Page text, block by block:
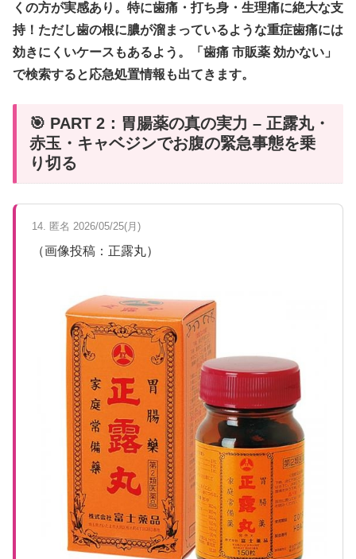
くの方が実感あり。特に歯痛・打ち身・生理痛に絶大な支
持！ただし歯の根に膿が溜まっているような重症歯痛には
効きにくいケースもあるよう。「歯痛 市販薬 効かない」
で検索すると応急処置情報も出てきます。
🎯 PART 2：胃腸薬の真の実力 – 正露丸・
赤玉・キャベジンでお腹の緊急事態を乗
り切る
14. 匿名 2026/05/25(月)
（画像投稿：正露丸）